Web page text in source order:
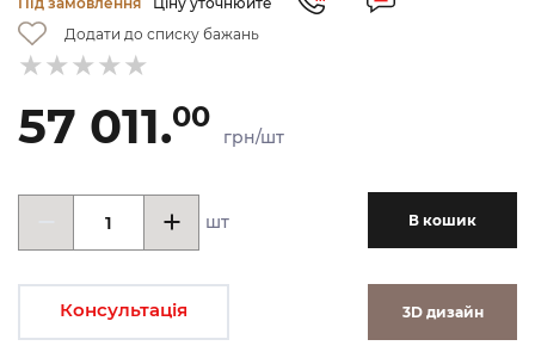
Додати до списку бажань
57 011.00
грн/шт
шт В кошик
Консультація 3D дизайн